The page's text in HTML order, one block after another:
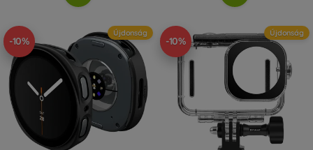
-10%
Újdonság
-10%
Újdonság